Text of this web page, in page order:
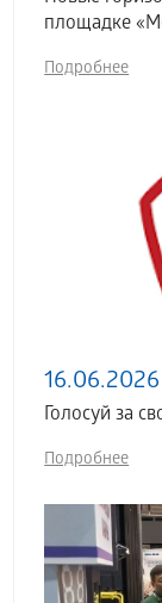
площадке
Подробнее
16.06.2026
Голосуй за
Подробнее